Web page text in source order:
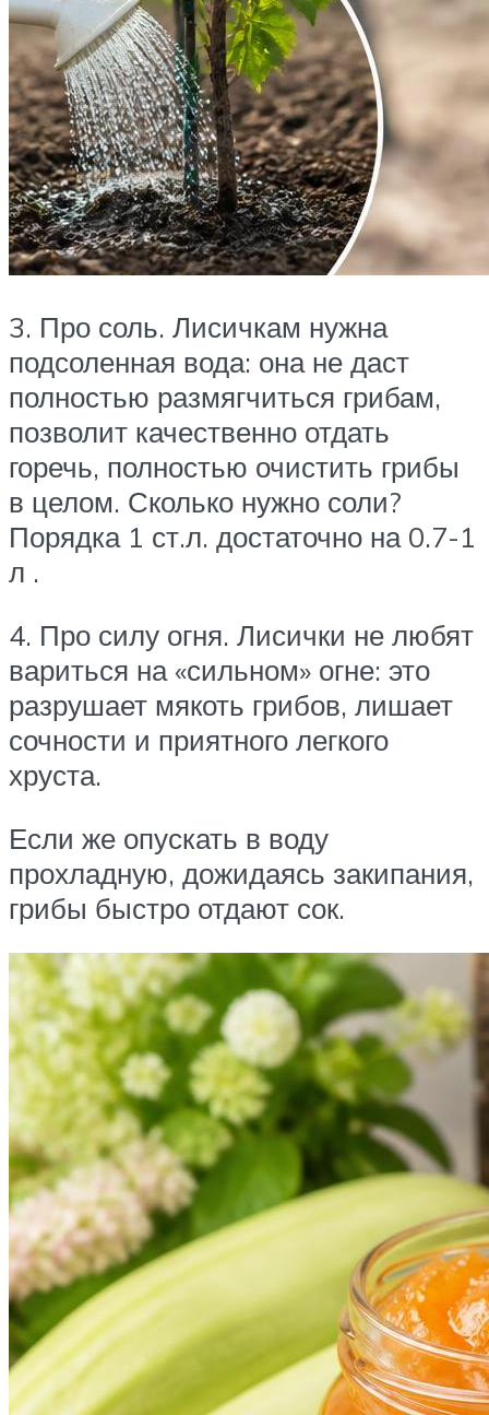
3. Про соль. Лисичкам нужна
подсоленная вода: она не даст
полностью размягчиться грибам,
позволит качественно отдать
горечь, полностью очистить грибы
в целом. Сколько нужно соли?
Порядка 1 ст.л. достаточно на 0.7-1
л .
4. Про силу огня. Лисички не любят
вариться на «сильном» огне: это
разрушает мякоть грибов, лишает
сочности и приятного легкого
хруста.
Если же опускать в воду
прохладную, дожидаясь закипания,
грибы быстро отдают сок.